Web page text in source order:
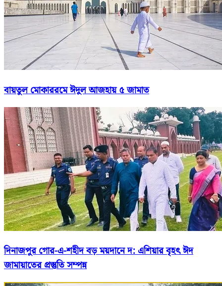
বায়তুল মোকাররমে ঈদুল আজহায় ৫ জামাত
দিনাজপুর গোর-এ-শহীদ বড় ময়দানে দ: এশিয়ার বৃহৎ ঈদ
জামায়াতের প্রস্তুতি সম্পন্ন